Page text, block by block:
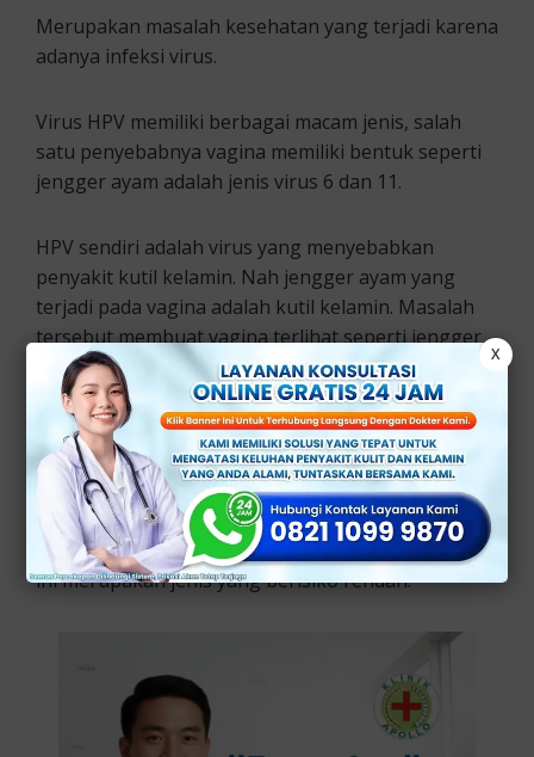
Merupakan masalah kesehatan yang terjadi karena
adanya infeksi virus.
Virus HPV memiliki berbagai macam jenis, salah
satu penyebabnya vagina memiliki bentuk seperti
jengger ayam adalah jenis virus 6 dan 11.
HPV sendiri adalah virus yang menyebabkan
penyakit kutil kelamin. Nah jengger ayam yang
terjadi pada vagina adalah kutil kelamin. Masalah
tersebut membuat vagina terlihat seperti jengger
ayam jantan.
Apa yang menjadi penyebab jengger
ayam
Sekitar 40 jenis human papillomavirus (HPV) yang
bisa menyerang alat kelamin, penyebab dari virus
ini merupakan jenis yang berisiko rendah.
X